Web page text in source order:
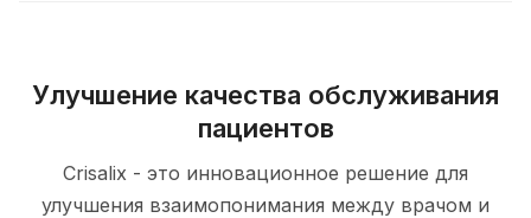
Улучшение качества обслуживания
пациентов
Crisalix - это инновационное решение для
улучшения взаимопонимания между врачом и